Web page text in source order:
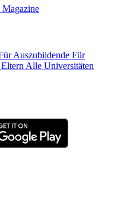
Magazine
Auszubildende Für
Alle Universitäten